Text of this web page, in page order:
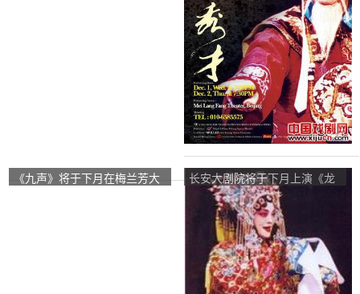
《九声》将于下月在梅兰芳大
长安大剧院将于下月上演《龙
凤盛世》